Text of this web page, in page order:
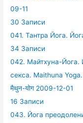
09-11
30 Записи
041. Тантра Йога.
34 Записи
042. Майтхуна-Йога.
секса. Maithuna
मैथुन-योग 2009-12-01
16 Записи
043. Йога